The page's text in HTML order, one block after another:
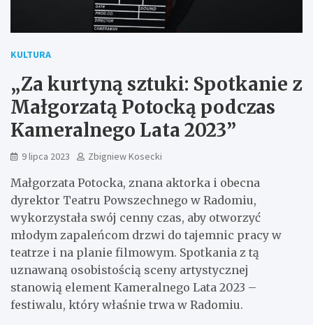
KULTURA
„Za kurtyną sztuki: Spotkanie z
Małgorzatą Potocką podczas
Kameralnego Lata 2023”
9 lipca 2023 Zbigniew Kosecki
Małgorzata Potocka, znana aktorka i obecna
dyrektor Teatru Powszechnego w Radomiu,
wykorzystała swój cenny czas, aby otworzyć
młodym zapaleńcom drzwi do tajemnic pracy w
teatrze i na planie filmowym. Spotkania z tą
uznawaną osobistością sceny artystycznej
stanowią element Kameralnego Lata 2023 –
festiwalu, który właśnie trwa w Radomiu.